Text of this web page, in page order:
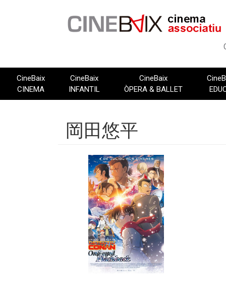
CineBaix
CINEMA
CineBaix
INFANTIL
CineBaix
ÒPERA & BALLET
岡田悠平